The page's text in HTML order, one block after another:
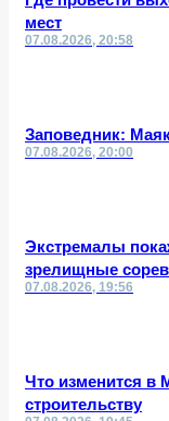
мест
07.08.2026, 20:58
Заповедник:
07.08.2026, 20:00
Экстремалы
зрелищные
07.08.2026, 19:56
Что изменится в
строительству